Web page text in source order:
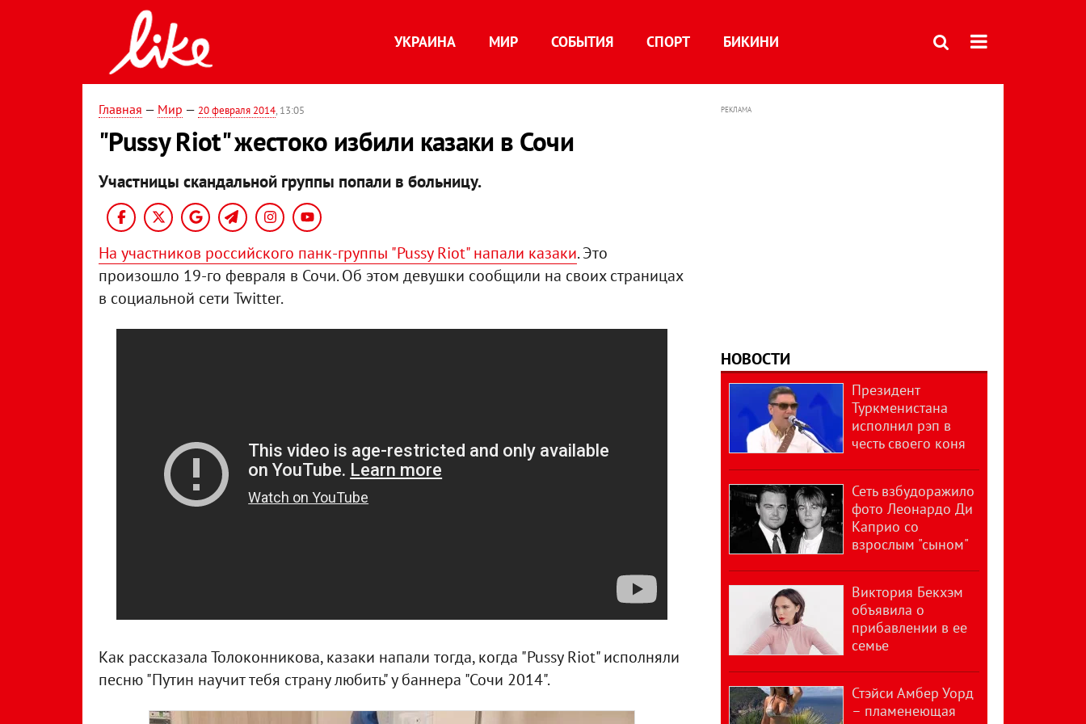
УКРАИНА МИР СОБЫТИЯ СПОРТ БИКИНИ
Главная — Мир — 20 февраля 2014, 13:05
"Pussy Riot" жестоко избили казаки в Сочи
Участницы скандальной группы попали в больницу.
На участников российского панк-группы "Pussy Riot" напали казаки. Это
произошло 19-го февраля в Сочи. Об этом девушки сообщили на своих страницах
в социальной сети Twitter.
Как рассказала Толоконникова, казаки напали тогда, когда "Pussy Riot" исполняли
песню "Путин научит тебя страну любить" у баннера "Сочи 2014".
РЕКЛАМА
НОВОСТИ
Президент
Туркменистана
исполнил рэп в
честь своего коня
Сеть взбудоражило
фото Леонардо Ди
Каприо со
взрослым "сыном"
Виктория Бекхэм
объявила о
прибавлении в ее
семье
Стэйси Амбер Уорд
– пламенеющая